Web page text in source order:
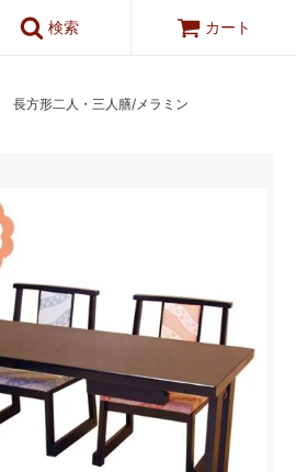
検索 カート
長方形二人・三人膳/メラミン